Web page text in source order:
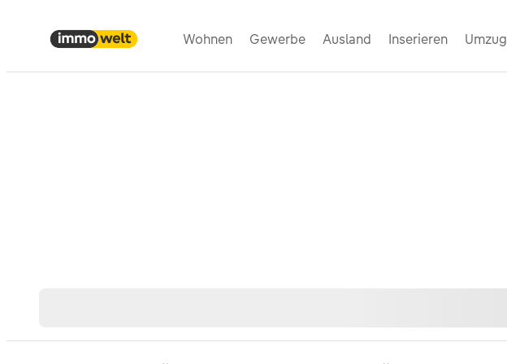
Wohnen Gewerbe Ausland Inserieren Umzug